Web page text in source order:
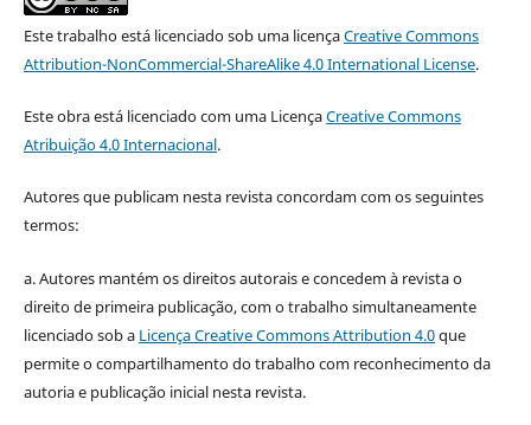
Este trabalho está licenciado sob uma licençaCreative Commons
Attribution-NonCommercial-ShareAlike 4.0 International License.
Este obra está licenciado com uma LicençaCreative Commons
Atribuição 4.0 Internacional.
Autores que publicam nesta revista concordam com os seguintes
termos:
a. Autores mantém os direitos autorais e concedem à revista o
direito de primeira publicação, com o trabalho simultaneamente
licenciado sob a Licença Creative Commons Attribution 4.0que
permite o compartilhamento do trabalho com reconhecimento da
autoria e publicação inicial nesta revista.